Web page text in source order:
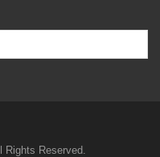
Rights Reserved.